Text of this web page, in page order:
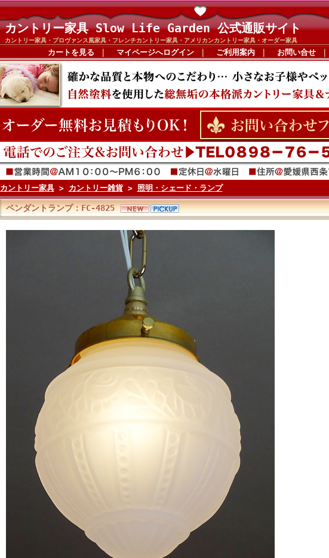
カントリー家具 Slow Life Garden 公式通販サイト
カントリー家具・プロヴァンス風家具・フレンチカントリー家具・アメリカンカントリー家具・オーダー家具
カートを見る マイページへログイン｜ ご利用案内｜ お問い合せ｜
カントリー家具> カントリー雑貨> 照明・シェード・ランプ
ペンダントランプ：FC-4825